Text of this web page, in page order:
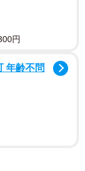
円
年齢不問